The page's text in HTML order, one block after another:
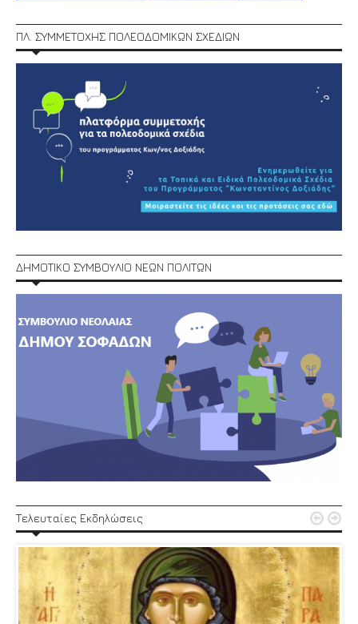
ΠΛ. ΣΥΜΜΕΤΟΧΗΣ ΠΟΛΕΟΔΟΜΙΚΩΝ ΣΧΕΔΙΩΝ
ΔΗΜΟΤΙΚΟ ΣΥΜΒΟΥΛΙΟ ΝΕΩΝ ΠΟΛΙΤΩΝ
Τελευταίες Εκδηλώσεις  